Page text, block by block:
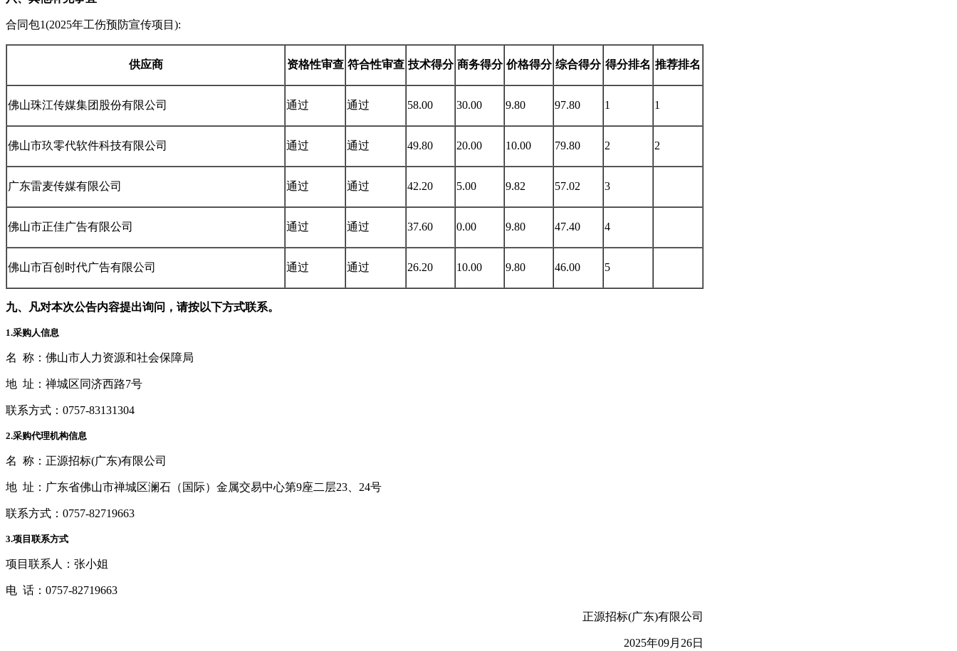
合同包1(2025年工伤预防宣传项目 ):
供应商 资格性审查 符合性审查 技术得分 商务得分 价格得分 综合得分 得分排名 推荐排名
佛山珠江传媒集团股份有限公司 通过 通过 58.00 30.00 9.80 97.80 1 1
佛山市玖零代软件科技有限公司 通过 通过 49.80 20.00 10.00 79.80 2 2
广东雷麦传媒有限公司 通过 通过 42.20 5.00 9.82 57.02 3
佛山市正佳广告有限公司 通过 通过 37.60 0.00 9.80 47.40 4
佛山市百创时代广告有限公司 通过 通过 26.20 10.00 9.80 46.00 5
九、凡对本次公告内容提出询问，请按以下方式联系。
1.采购人信息
名 称：佛山市人力资源和社会保障局
地 址：禅城区同济西路7号
联系方式： 0757-83131304
2.采购代理机构信息
名 称：正源招标(广东)有限公司
地 址：广东省佛山市禅城区澜石（国际）金属交易中心第9座二层23 24号
联系方式： 0757-82719663
3.项目联系方式
项目联系人：张小姐
电 话： 0757-82719663
正源招标(广东)有限公司
2025年09月 26日